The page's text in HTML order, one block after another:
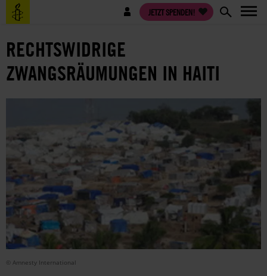
Direkt
zum
Benutzermenü JETZT SPENDEN!
RECHTSWIDRIGE
ZWANGSRÄUMUNGEN IN HAITI
© Amnesty International